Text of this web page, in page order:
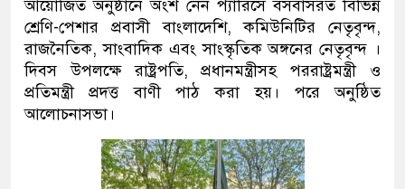
আয়োজিত অনুষ্ঠানে অংশ নেন প্যারিসে বসবাসরত বিভিন্ন
শ্রেণি-পেশার প্রবাসী বাংলাদেশি, কমিউনিটির নেতৃবৃন্দ,
রাজনৈতিক, সাংবাদিক এবং সাংস্কৃতিক অঙ্গনের নেতৃবৃন্দ ।
দিবস উপলক্ষে রাষ্ট্রপতি, প্রধানমন্ত্রীসহ পররাষ্ট্রমন্ত্রী ও
প্রতিমন্ত্রী প্রদত্ত বাণী পাঠ করা হয়। পরে অনুষ্ঠিত
আলোচনাসভা।